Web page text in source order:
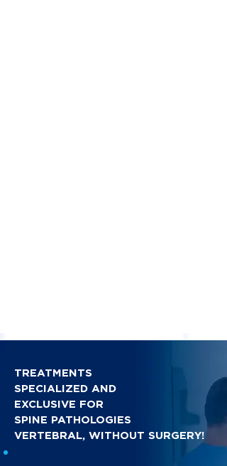
TREATMENTS
SPECIALIZED AND
EXCLUSIVE FOR
SPINE PATHOLOGIES
VERTEBRAL, WITHOUT SURGERY!